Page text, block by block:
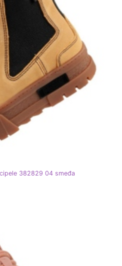
382829 04 smeđa